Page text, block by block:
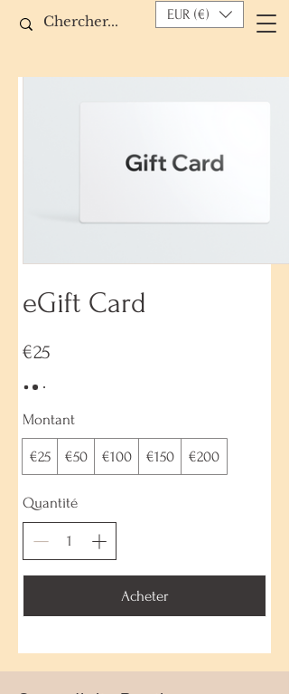
EUR (€)
eGift Card
€25
Montant
€25 €50 €100 €150 €200
Quantité
Acheter